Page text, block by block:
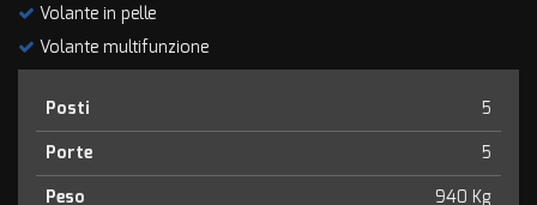
Volante in pelle
Volante multifunzione
Posti
5
Porte
5
Peso
940 Kg